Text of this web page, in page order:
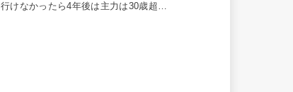
行けなかったら4年後は主力は30歳超…